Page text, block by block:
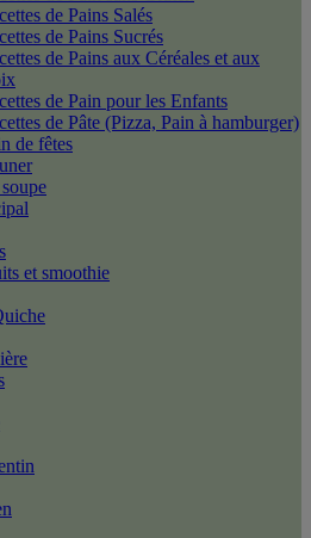
de Pains Salés
de Pains Sucrés
de Pains aux Céréales et aux
de Pain pour les Enfants
de Pâte (Pizza, Pain à hamburger)
de fêtes
et smoothie